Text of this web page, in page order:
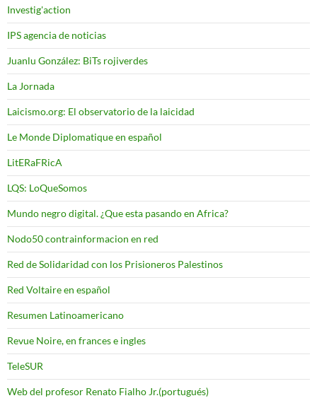
Investig'action
IPS agencia de noticias
Juanlu González: BiTs rojiverdes
La Jornada
Laicismo.org: El observatorio de la laicidad
Le Monde Diplomatique en español
LitERaFRicA
LQS: LoQueSomos
Mundo negro digital. ¿Que esta pasando en Africa?
Nodo50 contrainformacion en red
Red de Solidaridad con los Prisioneros Palestinos
Red Voltaire en español
Resumen Latinoamericano
Revue Noire, en frances e ingles
TeleSUR
Web del profesor Renato Fialho Jr.(portugués)